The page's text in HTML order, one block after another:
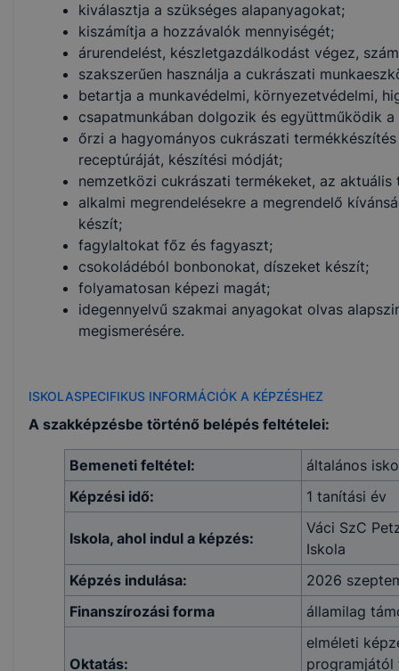
kiválasztja a szükséges alapanyagokat;
kiszámítja a hozzávalók mennyiségét;
árurendelést, készletgazdálkodást végez,
szakszerűen használja a cukrászati
betartja a munkavédelmi, környezetvédelmi,
csapatmunkában dolgozik és együttműködik
őrzi a hagyományos cukrászati
receptúráját, készítési módját;
nemzetközi cukrászati termékeket, az
alkalmi megrendelésekre a megrendelő
készít;
fagylaltokat főz és fagyaszt;
csokoládéból bonbonokat, díszeket készít;
folyamatosan képezi magát;
idegennyelvű szakmai anyagokat olvas
megismerésére.
ISKOLASPECIFIKUS INFORMÁCIÓK A KÉPZÉSHEZ
A szakképzésbe történő belépés feltételei:
Bemeneti feltétel:
általános
Képzési idő:
1 tanítási év
Iskola, ahol indul a képzés:
Váci SzC
Iskola
Képzés indulása:
2026
Finanszírozási forma
államilag
Oktatás:
elméleti
programjától